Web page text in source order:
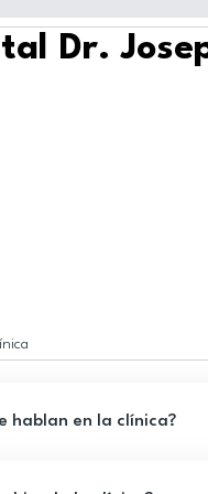
Dr.
hablan en la clínica?